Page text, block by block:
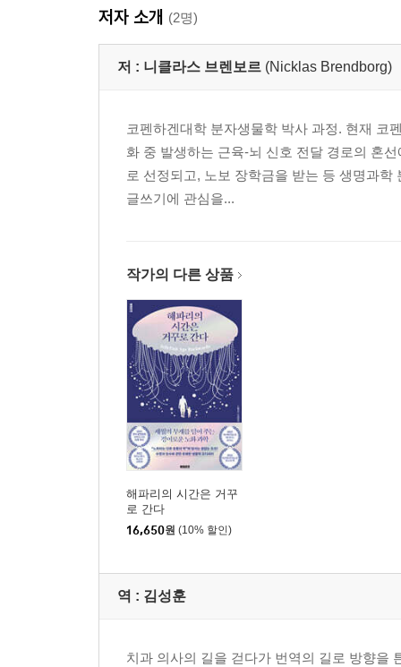
저자 소개 (2명)
저 : 니클라스 브렌보르 (Nicklas Brendborg)
코펜하겐대학 분자생물학 박사 과정. 현재 코
화 중 발생하는 근육-뇌 신호 전달 경로의 혼
로 선정되고, 노보 장학금을 받는 등 생명과
글쓰기에 관심을...
작가의 다른 상품
해파리의 시간은 거꾸
로 간다
16,650원 (10% 할인)
역 : 김성훈
치과 의사의 길을 걷다가 번역의 길로 방향을